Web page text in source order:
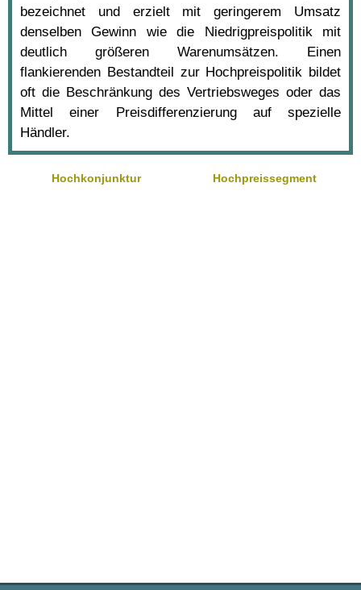
bezeichnet und erzielt mit geringerem Umsatz
denselben Gewinn wie die Niedrigpreispolitik mit
deutlich größeren Warenumsätzen. Einen
flankierenden Bestandteil zur Hochpreispolitik bildet
oft die Beschränkung des Vertriebsweges oder das
Mittel einer Preisdifferenzierung auf spezielle
Händler.
Hochkonjunktur Hochpreissegment